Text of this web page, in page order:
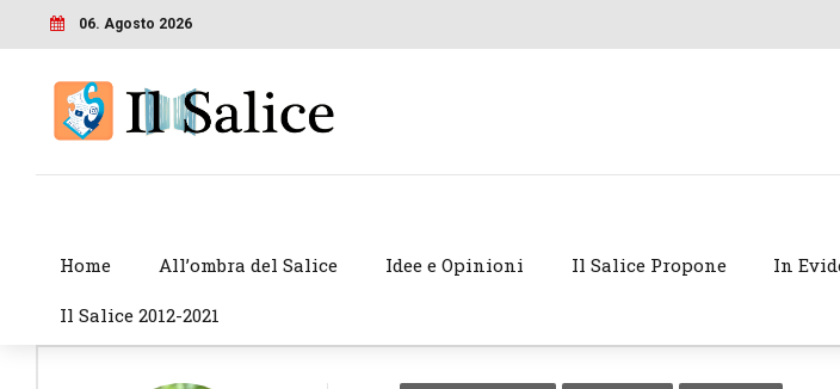
06. Agosto 2026
Home All’ombra del Salice Idee e Opinioni Il Salice Propone In
Il Salice 2012-2021